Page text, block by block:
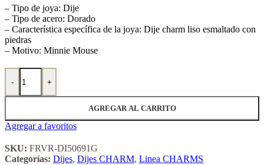
– Tipo de joya: Dije
– Tipo de acero: Dorado
– Característica específica de la joya: Dije charm liso esmaltado con
piedras
– Motivo: Minnie Mouse
-
Dije de Acero Dorado Forever 50691G cantidad
+
AGREGAR AL CARRITO
Agregar a favoritos
SKU: FRVR-DI50691G
Categorías: Dijes, Dijes CHARM, Linea CHARMS